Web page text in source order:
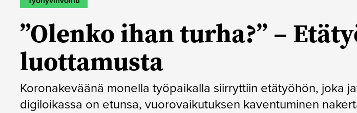
”Olenko ihan turha?” –
luottamusta
Koronakeväänä monella työpaikalla siirryttiin etätyöhön, joka
digiloikassa on etunsa, vuorovaikutuksen kaventuminen